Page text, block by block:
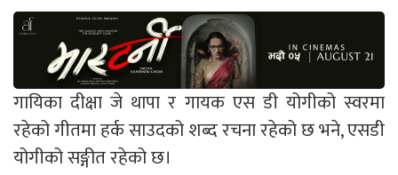
गायिका दीक्षा जे थापा र गायक एस डी योगीको स्वरमा
रहेको गीतमा हर्क साउदको शब्द रचना रहेको छ भने, एसडी
योगीको सङ्गीत रहेको छ।